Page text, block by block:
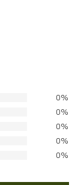
0%
0%
0%
0%
0%